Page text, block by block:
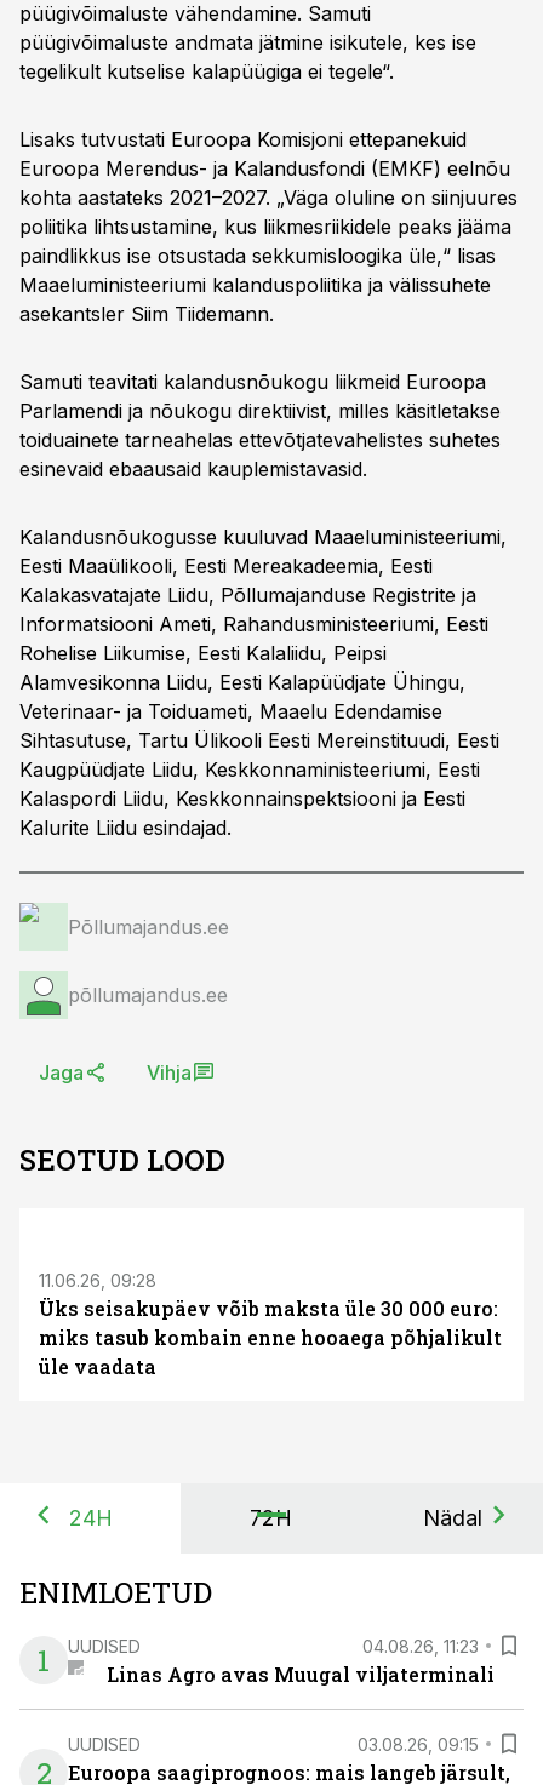
püügivõimaluste vähendamine. Samuti
püügivõimaluste andmata jätmine isikutele, kes ise
tegelikult kutselise kalapüügiga ei tegele“.
Lisaks tutvustati Euroopa Komisjoni ettepanekuid
Euroopa Merendus- ja Kalandusfondi (EMKF) eelnõu
kohta aastateks 2021–2027. „Väga oluline on siinjuures
poliitika lihtsustamine, kus liikmesriikidele peaks jääma
paindlikkus ise otsustada sekkumisloogika üle,“ lisas
Maaeluministeeriumi kalanduspoliitika ja välissuhete
asekantsler Siim Tiidemann.
Samuti teavitati kalandusnõukogu liikmeid Euroopa
Parlamendi ja nõukogu direktiivist, milles käsitletakse
toiduainete tarneahelas ettevõtjatevahelistes suhetes
esinevaid ebaausaid kauplemistavasid.
Kalandusnõukogusse kuuluvad Maaeluministeeriumi,
Eesti Maaülikooli, Eesti Mereakadeemia, Eesti
Kalakasvatajate Liidu, Põllumajanduse Registrite ja
Informatsiooni Ameti, Rahandusministeeriumi, Eesti
Rohelise Liikumise, Eesti Kalaliidu, Peipsi
Alamvesikonna Liidu, Eesti Kalapüüdjate Ühingu,
Veterinaar- ja Toiduameti, Maaelu Edendamise
Sihtasutuse, Tartu Ülikooli Eesti Mereinstituudi, Eesti
Kaugpüüdjate Liidu, Keskkonnaministeeriumi, Eesti
Kalaspordi Liidu, Keskkonnainspektsiooni ja Eesti
Kalurite Liidu esindajad.
Põllumajandus.ee
põllumajandus.ee
Jaga Vihja
SEOTUD LOOD
11.06.26, 09:28
Üks seisakupäev võib maksta üle 30 000 euro:
miks tasub kombain enne hooaega põhjalikult
üle vaadata
24H 72H Nädal
ENIMLOETUD
1
UUDISED 04.08.26, 11:23
Linas Agro avas Muugal viljaterminali
2
UUDISED 03.08.26, 09:15
Euroopa saagiprognoos: mais langeb järsult,